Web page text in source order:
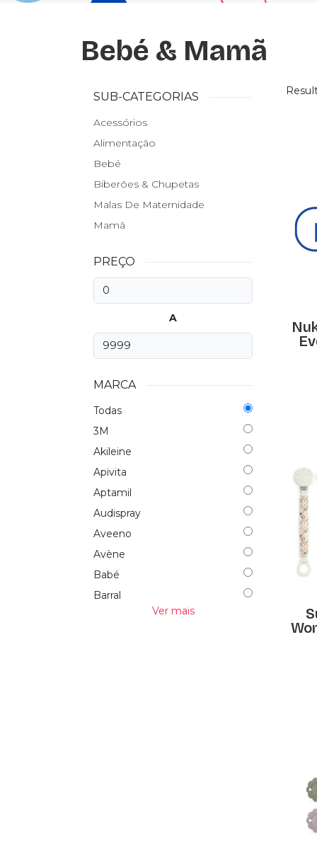
Bebé & Mamã
SUB-CATEGORIAS
Acessórios
Alimentação
Bebé
Biberões & Chupetas
Malas De Maternidade
Mamã
PREÇO
A
MARCA
Todas
3M
Akileine
Apivita
Aptamil
Audispray
Aveeno
Avène
Babé
Barral
Bausch & LombVer mais